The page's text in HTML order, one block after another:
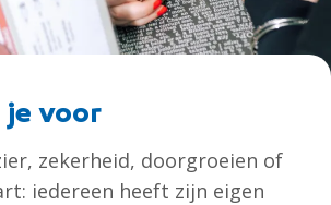
voor
zekerheid, doorgroeien of
iedereen heeft zijn eigen